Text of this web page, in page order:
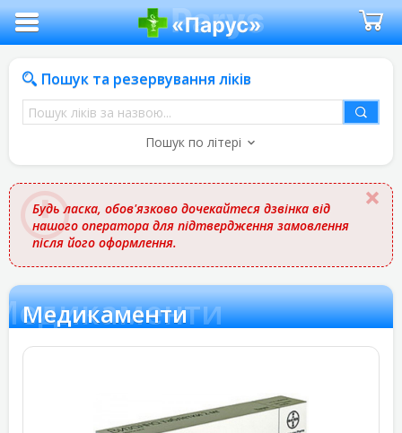
Пошук та резервування ліків
Пошук
ліків
назвою
Пошук по літері
Будь ласка, обов'язково дочекайтеся дзвінка від
нашого оператора для підтвердження замовлення
після його оформлення.
Медикаменти